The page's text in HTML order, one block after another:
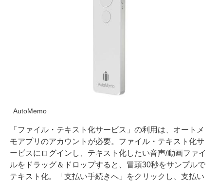
AutoMemo
「ファイル・テキスト化サービス」の利用は、オートメ
モアプリのアカウントが必要。ファイル・テキスト化サ
ービスにログインし、テキスト化したい音声/動画ファイ
ルをドラッグ＆ドロップすると、冒頭30秒をサンプルで
テキスト化。「支払い手続きへ」をクリックし、支払い